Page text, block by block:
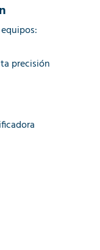
precisión